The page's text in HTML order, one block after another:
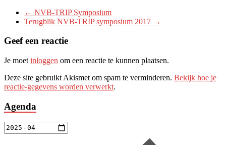
← NVB-TRIP Symposium
Terugblik NVB-TRIP symposium 2017 →
Geef een reactie
Je moet inloggen om een reactie te kunnen plaatsen.
Deze site gebruikt Akismet om spam te verminderen. Bekijk hoe je
reactie-gegevens worden verwerkt.
Agenda